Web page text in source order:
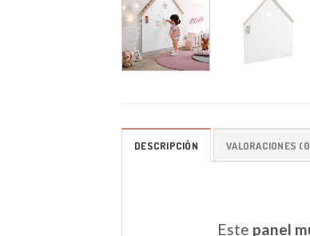
DESCRIPCIÓN VALORACIONES
Este panel